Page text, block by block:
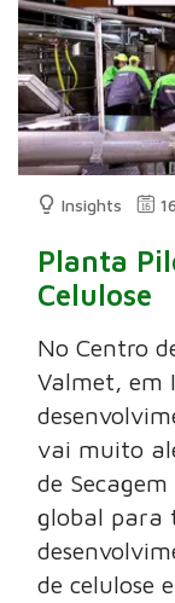
Insights
Planta
Celulose
No Centro
Valmet, em
vai muito
de
global para
de celulose